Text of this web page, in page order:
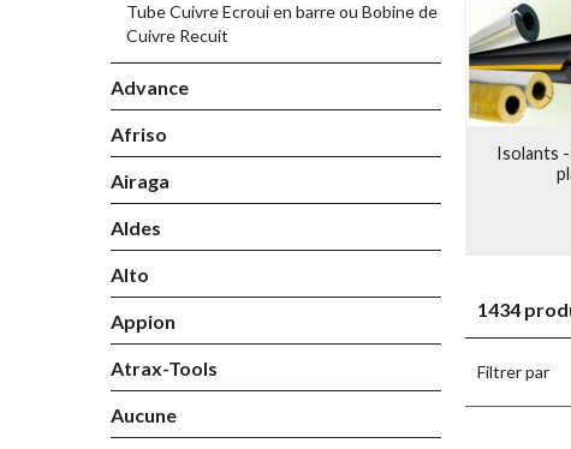
Tube Cuivre Ecroui en barre ou Bobine de
Cuivre Recuit
Advance
Afriso
Airaga
Aldes
Alto
Appion
Atrax-Tools
Aucune
Isolants
1434
Filtrer par